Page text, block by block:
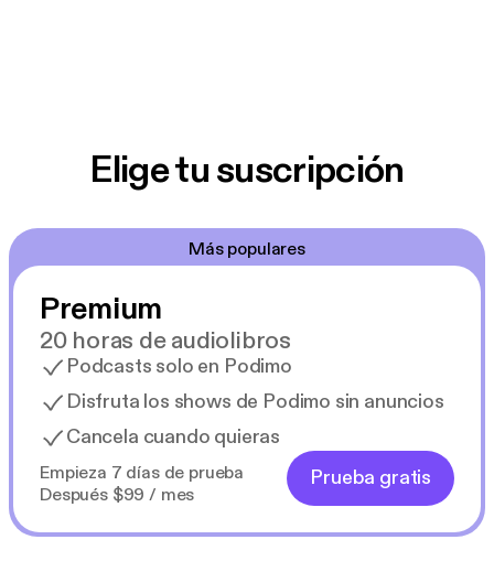
Elige tu suscripción
Más populares
Premium
20 horas de audiolibros
Podcasts solo en Podimo
Disfruta los shows de Podimo sin anuncios
Cancela cuando quieras
Empieza 7 días de prueba
Después $99 / mes
Prueba gratis